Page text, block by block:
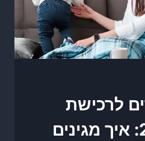
לרכישת
דירה ב-2026: איך מגינים